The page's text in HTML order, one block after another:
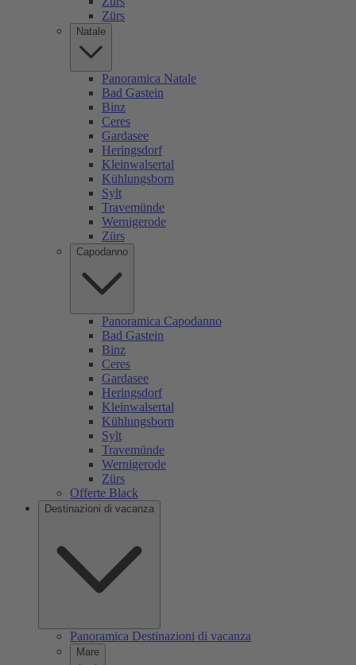
Zürs
Natale
Panoramica Natale
Bad Gastein
Binz
Ceres
Gardasee
Heringsdorf
Kleinwalsertal
Kühlungsborn
Sylt
Travemünde
Wernigerode
Zürs
Capodanno
Panoramica Capodanno
Bad Gastein
Binz
Ceres
Gardasee
Heringsdorf
Kleinwalsertal
Kühlungsborn
Sylt
Travemünde
Wernigerode
Zürs
Offerte Black
Destinazioni di vacanza
Panoramica Destinazioni di vacanza
Mare